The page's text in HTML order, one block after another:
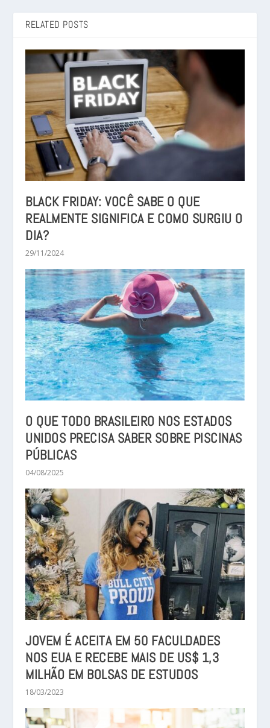
RELATED POSTS
BLACK FRIDAY: VOCÊ SABE O QUE
REALMENTE SIGNIFICA E COMO SURGIU O
DIA?
29/11/2024
O QUE TODO BRASILEIRO NOS ESTADOS
UNIDOS PRECISA SABER SOBRE PISCINAS
PÚBLICAS
04/08/2025
JOVEM É ACEITA EM 50 FACULDADES
NOS EUA E RECEBE MAIS DE US$ 1,3
MILHÃO EM BOLSAS DE ESTUDOS
18/03/2023